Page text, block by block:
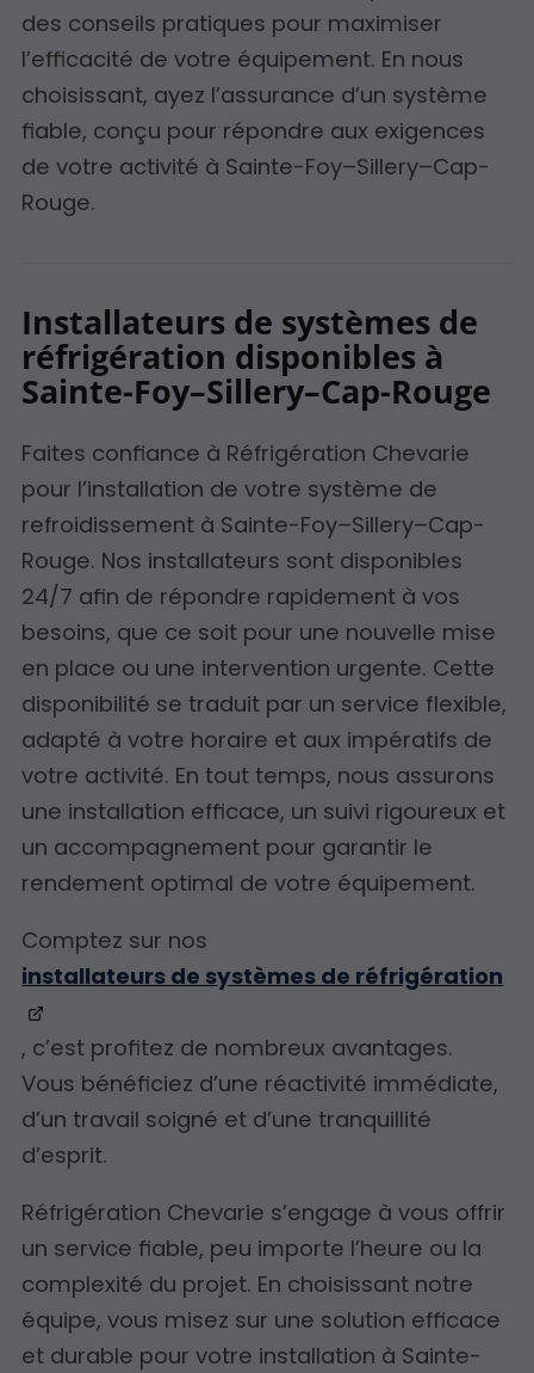
des conseils pratiques pour maximiser
l’efficacité de votre équipement. En nous
choisissant, ayez l’assurance d’un système
fiable, conçu pour répondre aux exigences
de votre activité à Sainte-Foy–Sillery–Cap-
Rouge.
Installateurs de systèmes de
réfrigération disponibles à
Sainte-Foy–Sillery–Cap-Rouge
Faites confiance à Réfrigération Chevarie
pour l’installation de votre système de
refroidissement à Sainte-Foy–Sillery–Cap-
Rouge. Nos installateurs sont disponibles
24/7 afin de répondre rapidement à vos
besoins, que ce soit pour une nouvelle mise
en place ou une intervention urgente. Cette
disponibilité se traduit par un service flexible,
adapté à votre horaire et aux impératifs de
votre activité. En tout temps, nous assurons
une installation efficace, un suivi rigoureux et
un accompagnement pour garantir le
rendement optimal de votre équipement.
Comptez sur nos
installateurs de systèmes de réfrigération
, c’est profitez de nombreux avantages.
Vous bénéficiez d’une réactivité immédiate,
d’un travail soigné et d’une tranquillité
d’esprit.
Réfrigération Chevarie s’engage à vous offrir
un service fiable, peu importe l’heure ou la
complexité du projet. En choisissant notre
équipe, vous misez sur une solution efficace
et durable pour votre installation à Sainte-